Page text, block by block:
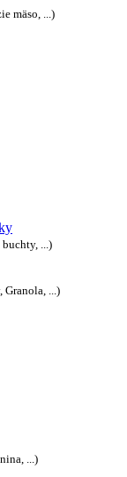
mäso, ...)
...)
...)
...)